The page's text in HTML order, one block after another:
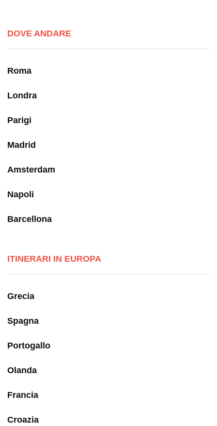
DOVE ANDARE
Roma
Londra
Parigi
Madrid
Amsterdam
Napoli
Barcellona
ITINERARI IN EUROPA
Grecia
Spagna
Portogallo
Olanda
Francia
Croazia